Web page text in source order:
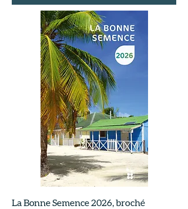
La Bonne Semence 2026, broché